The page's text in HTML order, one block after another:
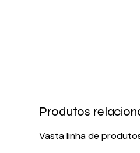
Produtos
Vasta linha de